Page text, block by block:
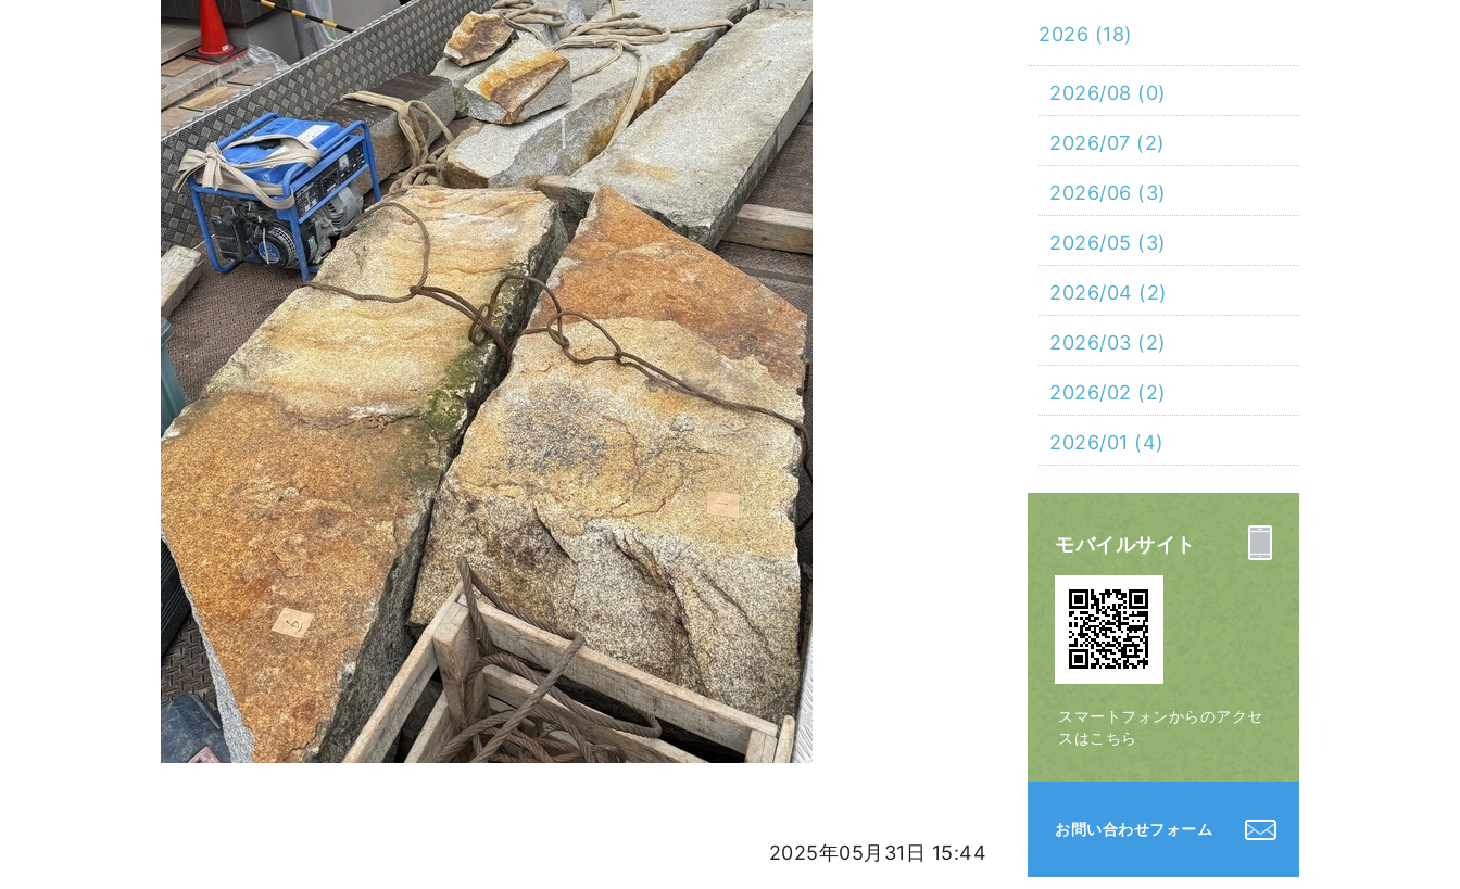
2025年05月31日 15:44
2026 (18)
2026/08 (0)
2026/07 (2)
2026/06 (3)
2026/05 (3)
2026/04 (2)
2026/03 (2)
2026/02 (2)
2026/01 (4)
モバイルサイト
スマートフォンからのアクセ
スはこちら
お問い合わせフォーム